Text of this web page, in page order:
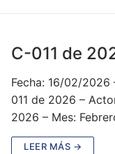
C-011 de
Fecha: 16/02/
011 de 2026 –
2026 – Mes:
LEER MÁS →